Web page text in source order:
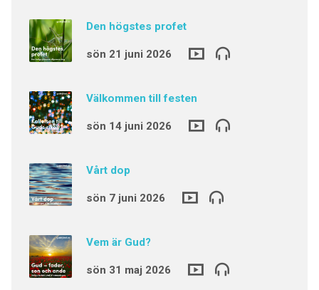
Den högstes profet
sön 21 juni 2026
Välkommen till festen
sön 14 juni 2026
Vårt dop
sön 7 juni 2026
Vem är Gud?
sön 31 maj 2026